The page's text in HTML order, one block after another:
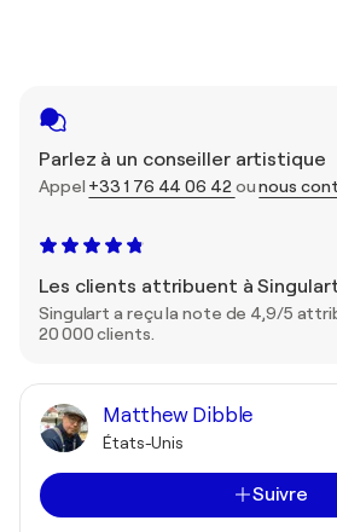
Parlez à un conseiller artistique
Appel +33 1 76 44 06 42 ounous
Les clients attribuent à
Singulart a reçu la note de 4,9/5
20 000 clients.
Matthew Dibble
États-Unis
Suivre